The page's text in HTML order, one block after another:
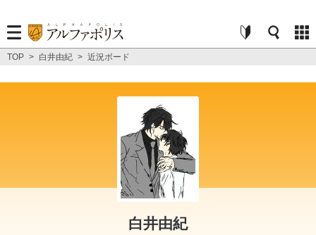
TOP > 白井由紀 > 近況ボード
白井由紀